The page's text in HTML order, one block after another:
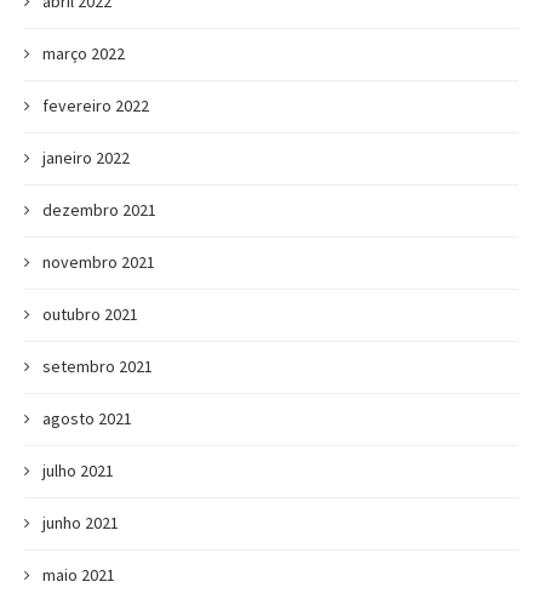
março 2022
fevereiro 2022
janeiro 2022
dezembro 2021
novembro 2021
outubro 2021
setembro 2021
agosto 2021
julho 2021
junho 2021
maio 2021